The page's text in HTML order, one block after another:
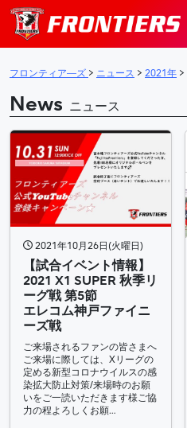
メインナビゲーション
フロンティア―ズ > ニュース > 2021年 >
News ニュース
2021年10月26日(火曜日)
【試合イベント情報】
2021 X1 SUPER 秋季リ
ーグ戦 第5節
エレコム神戸ファイニ
ーズ戦
ご来場されるファンの皆さまへ
ご来場に際しては、Xリーグの
定める新型コロナウイルスの感
染拡大防止対策/来場時のお願
いをご一読いただきます様ご協
力の程よろしくお願…